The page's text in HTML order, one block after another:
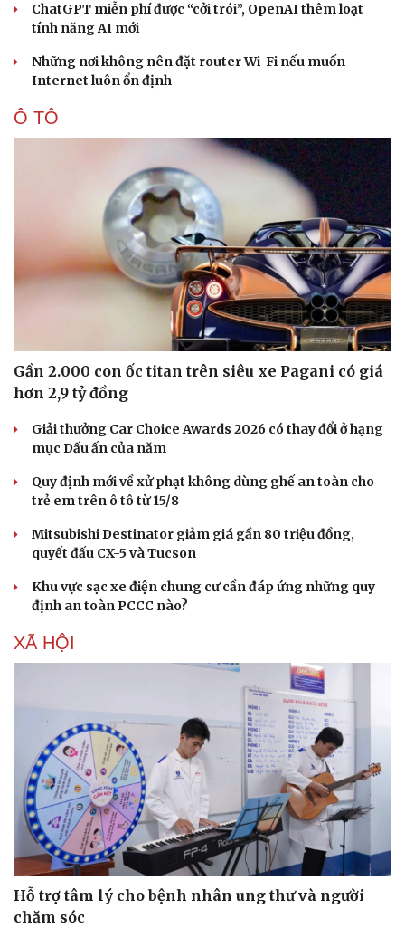
Sức khỏe
Dinh dưỡng - món ngon
Nam khoa
Làm đẹp - giảm cân
Phòng mạch online
Đời sống
Nhà đẹp
Blog
Tình yêu - Gia đình
ChatGPT miễn phí được “cởi trói”, OpenAI thêm loạt
tính năng AI mới
Những nơi không nên đặt router Wi-Fi nếu muốn
Internet luôn ổn định
Ô TÔ
Gần 2.000 con ốc titan trên siêu xe Pagani có giá
hơn 2,9 tỷ đồng
Giải thưởng Car Choice Awards 2026 có thay đổi ở hạng
mục Dấu ấn của năm
Quy định mới về xử phạt không dùng ghế an toàn cho
trẻ em trên ô tô từ 15/8
Mitsubishi Destinator giảm giá gần 80 triệu đồng,
quyết đấu CX-5 và Tucson
Khu vực sạc xe điện chung cư cần đáp ứng những quy
định an toàn PCCC nào?
XÃ HỘI
Hỗ trợ tâm lý cho bệnh nhân ung thư và người
chăm sóc